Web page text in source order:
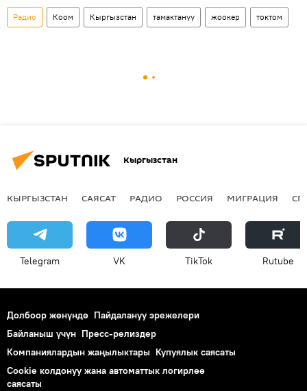
Радио Коом Кыргызстан тамактануу жоокер токтом
Кыргызстан
КЫРГЫЗСТАН САЯСАТ РАДИО РОССИЯ МИГРАЦИЯ
Telegram VK ТikТоk Rutube
Долбоор жөнүндө Пайдалануу эрежелери
Байланыш үчүн Пресс-релиздер
Компаниялардын жаңылыктары Купуялык саясаты
Cookie колдонуу жана автоматтык логирлөө
саясаты